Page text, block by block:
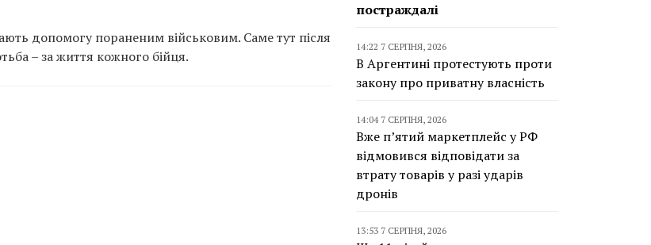
допомогу пораненим військовим. Саме тут після
– за життя кожного бійця.
постраждалі
14:22 7 СЕРПНЯ, 2026
В Аргентині протестують проти
закону про приватну власність
14:04 7 СЕРПНЯ, 2026
Вже п’ятий маркетплейс у РФ
відмовився відповідати за
втрату товарів у разі ударів
дронів
13:53 7 СЕРПНЯ, 2026